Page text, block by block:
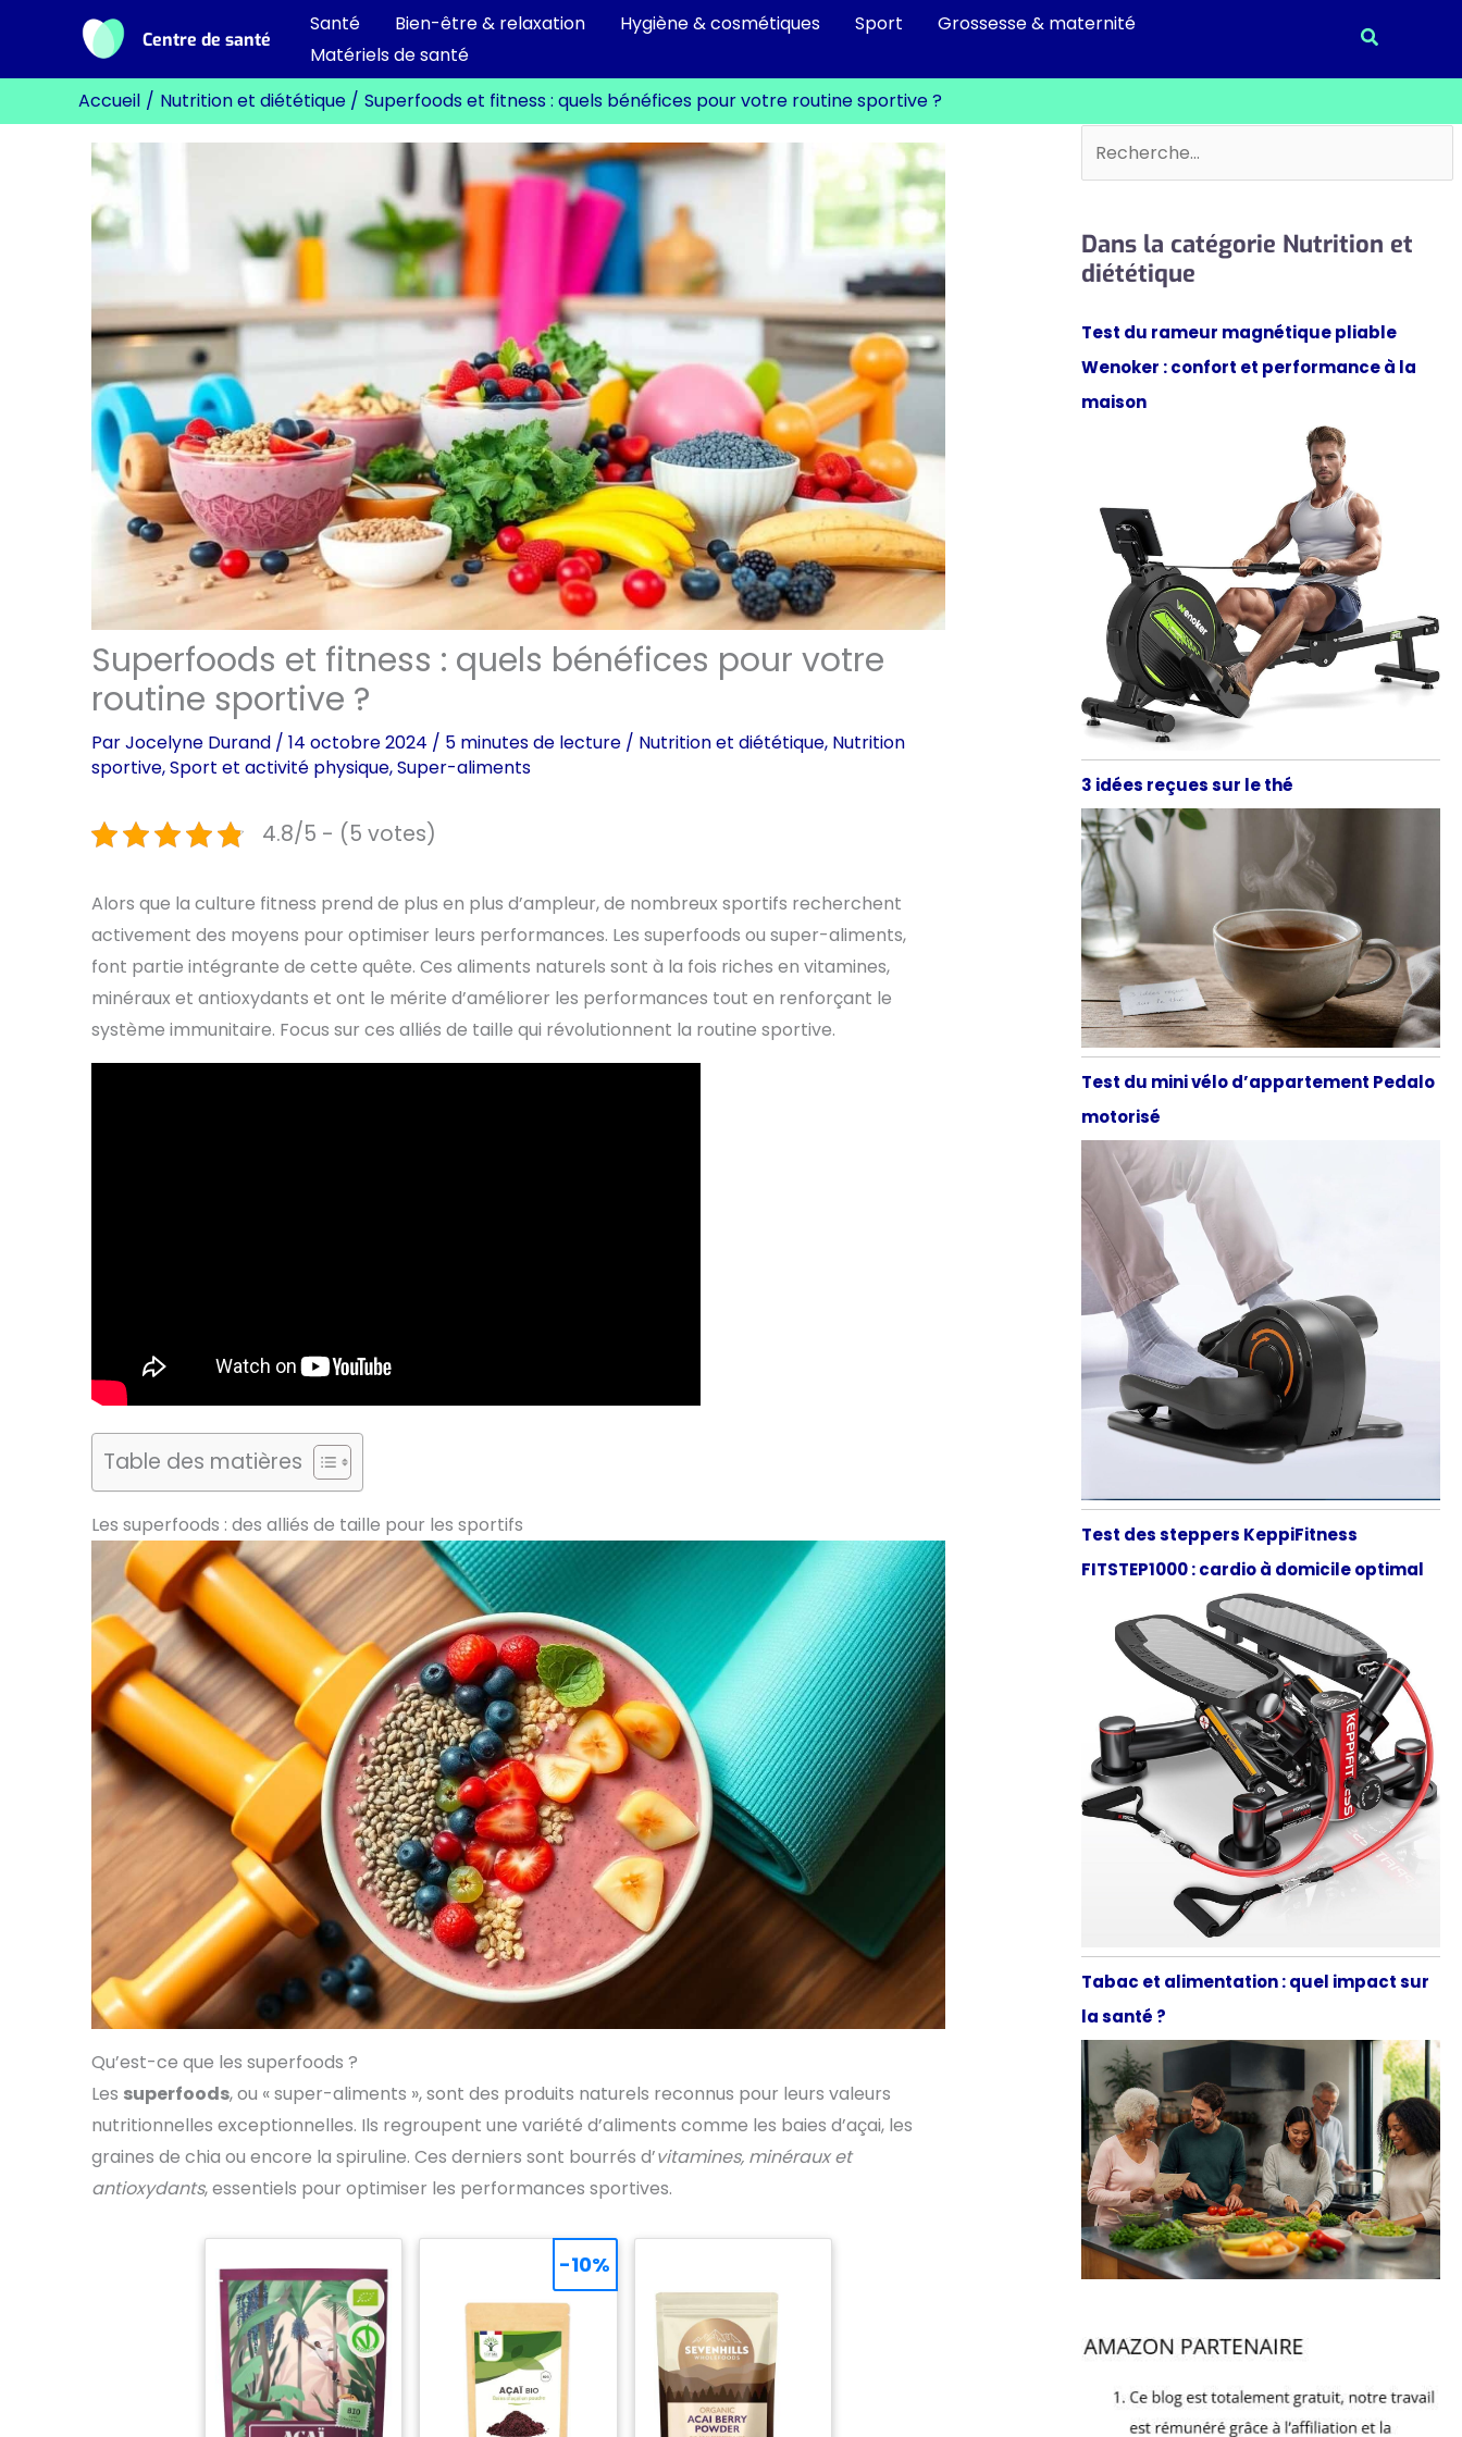
contenu
Centre de santé
Santé Bien-être & relaxation Hygiène & cosmétiques Sport
Grossesse & maternité
Matériels de santé
Accueil Nutrition et diététique Superfoods et fitness : quels bénéfices pour votre routine sportive ?
Superfoods et fitness : quels bénéfices pour votre
routine sportive ?
ParJocelyne Durand / 14 octobre 2024 / 5 minutes de lecture / Nutrition et diététique, Nutrition
sportive,Sport et activité physique,Super-aliments
4.8/5 - (5 votes)
Alors que la culture fitness prend de plus en plus d’ampleur, de nombreux sportifs recherchent
activement des moyens pour optimiser leurs performances. Les superfoods ou super-aliments,
font partie intégrante de cette quête. Ces aliments naturels sont à la fois riches en vitamines,
minéraux et antioxydants et ont le mérite d’améliorer les performances tout en renforçant le
système immunitaire. Focus sur ces alliés de taille qui révolutionnent la routine sportive.
Table des matières
Les superfoods : des alliés de taille pour les sportifs
Qu’est-ce que les superfoods ?
Les superfoods, ou « super-aliments », sont des produits naturels reconnus pour leurs valeurs
nutritionnelles exceptionnelles. Ils regroupent une variété d’aliments comme les baies d’açai, les
graines de chia ou encore la spiruline. Ces derniers sont bourrés d’vitamines, minéraux et
antioxydants, essentiels pour optimiser les performances sportives.
-10%
Rechercher
Dans la catégorie Nutrition et
diététique
Test du rameur magnétique pliable
Wenoker : confort et performance à la
maison
3 idées reçues sur le thé
Test du mini vélo d’appartement Pedalo
motorisé
Test des steppers KeppiFitness
FITSTEP1000 : cardio à domicile optimal
Tabac et alimentation : quel impact sur
la santé ?